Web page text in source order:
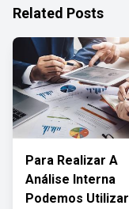
Related Posts
Para Realizar A
Análise Interna
Podemos Utilizar